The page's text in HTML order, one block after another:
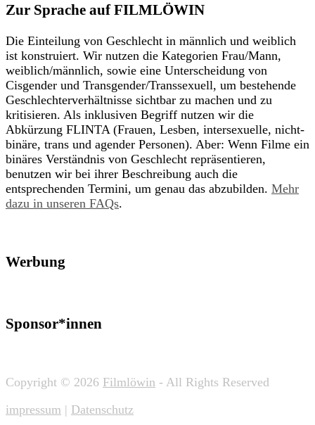
Zur Sprache auf FILMLÖWIN
Die Einteilung von Geschlecht in männlich und weiblich
ist konstruiert. Wir nutzen die Kategorien Frau/Mann,
weiblich/männlich, sowie eine Unterscheidung von
Cisgender und Transgender/Transsexuell, um bestehende
Geschlechterverhältnisse sichtbar zu machen und zu
kritisieren. Als inklusiven Begriff nutzen wir die
Abkürzung FLINTA (Frauen, Lesben, intersexuelle, nicht-
binäre, trans und agender Personen). Aber: Wenn Filme ein
binäres Verständnis von Geschlecht repräsentieren,
benutzen wir bei ihrer Beschreibung auch die
entsprechenden Termini, um genau das abzubilden. Mehr
dazu in unseren FAQs.
Werbung
Sponsor*innen
Copyright © 2026 Filmlöwin - All Rights Reserved
impressum | Datenschutz